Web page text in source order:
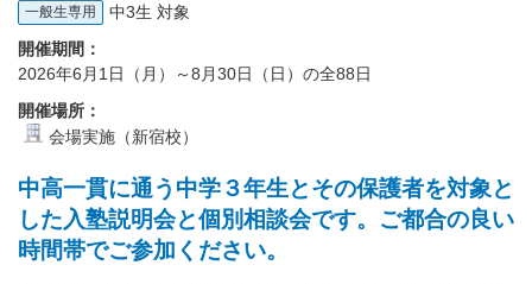
一般生専用
中3生 対象
開催期間：
2026年6月1日（月）～8月30日（日）の全88日
開催場所：
会場実施（新宿校）
中高一貫に通う中学３年生とその保護者を対象と
した入塾説明会と個別相談会です。ご都合の良い
時間帯でご参加ください。